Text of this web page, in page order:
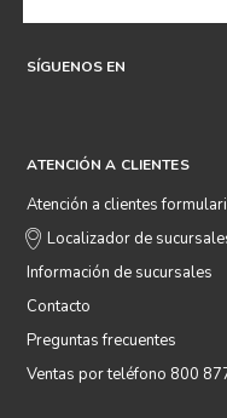
SÍGUENOS EN
ATENCIÓN A CLIENTES
Atención a clientes
Localizador de
Información de sucursales
Contacto
Preguntas frecuentes
Ventas por teléfono 800